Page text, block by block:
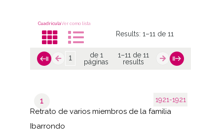
CuadrículaVer como lista
Results:1–11 de 11
de 1
páginas
1–11 de 11
results
1921-1921
1
Retrato de varios miembros de la familia
Ibarrondo